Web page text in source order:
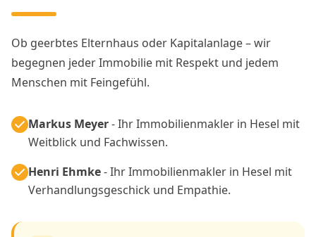
Ob geerbtes Elternhaus oder Kapitalanlage – wir
begegnen jeder Immobilie mit Respekt und jedem
Menschen mit Feingefühl.
Markus Meyer- Ihr Immobilienmakler in Hesel mit
Weitblick und Fachwissen.
Henri Ehmke- Ihr Immobilienmakler in Hesel mit
Verhandlungsgeschick und Empathie.